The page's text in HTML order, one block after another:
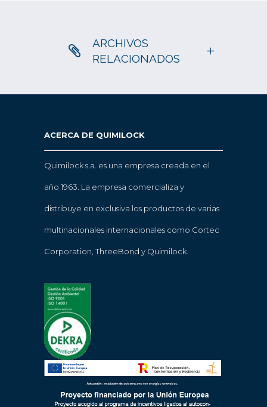
ARCHIVOS
RELACIONADOS
ACERCA DE QUIMILOCK
Quimilock s.a. es una empresa creada en el
año 1963. La empresa comercializa y
distribuye en exclusiva los productos de varias
multinacionales internacionales como Cortec
Corporation, ThreeBond y Quimilock.